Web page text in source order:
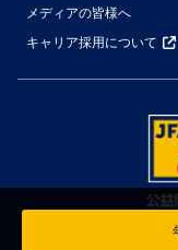
メディアの皆様へ
キャリア採用について
© Japan